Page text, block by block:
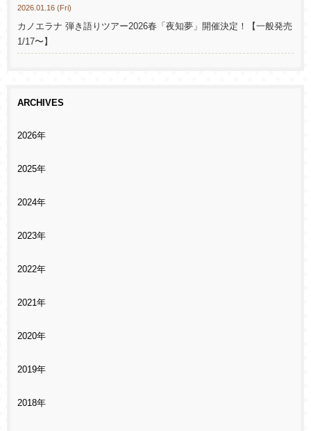
2026.01.16 (Fri)
カノエラナ 弾き語りツアー2026春「夜知夢」開催決定！【一般発売
1/17〜】
ARCHIVES
2026年
2025年
2024年
2023年
2022年
2021年
2020年
2019年
2018年